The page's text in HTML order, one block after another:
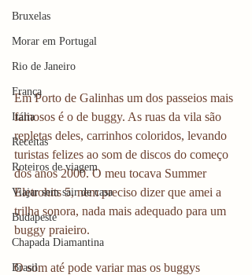
Bruxelas
Morar em Portugal
Rio de Janeiro
França
Itália
Receitas
Roteiros de viagem
Viajar sem sair de casa
Budapeste
Chapada Diamantina
Brasil
Em Porto de Galinhas um dos passeios mais
famosos é o de buggy. As ruas da vila são
repletas deles, carrinhos coloridos, levando
turistas felizes ao som de discos do começo
dos anos 2000. O meu tocava Summer
Eletrohits 5, nem preciso dizer que amei a
trilha sonora, nada mais adequado para um
buggy praieiro.
O som até pode variar mas os buggys